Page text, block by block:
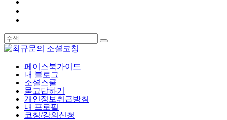
페이스북가이드
내 블로그
소셜스쿨
묻고답하기
개인정보취급방침
내 프로필
코칭/강의신청